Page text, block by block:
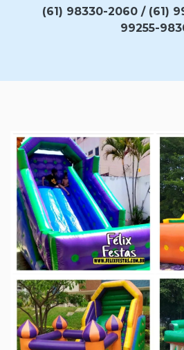
(61) 98330-2060 / (61)
99255-